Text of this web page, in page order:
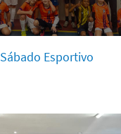
Sábado Esportivo